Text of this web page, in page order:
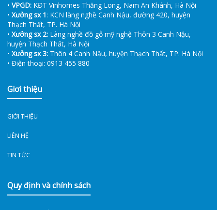
• VPGD: KĐT Vinhomes Thăng Long, Nam An Khánh, Hà Nội
• Xưởng sx 1: KCN làng nghề Canh Nậu, đường 420, huyện
Thạch Thất, TP. Hà Nội
• Xưởng sx 2: Làng nghề đồ gỗ mỹ nghệ Thôn 3 Canh Nậu,
huyện Thạch Thất, Hà Nội
• Xưởng sx 3: Thôn 4 Canh Nậu, huyện Thạch Thất, TP. Hà Nội
• Điện thoại: 0913 455 880
Giơi thiệu
GIỚI THIỆU
LIÊN HỆ
TIN TỨC
Quy định và chính sách